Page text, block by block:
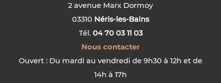
2 avenue Marx Dormoy
03310 Néris-les-Bains
Tél. 04 70 03 11 03
Nous contacter
Ouvert : Du mardi au vendredi de 9h30 à 12h et de
14h à 17h